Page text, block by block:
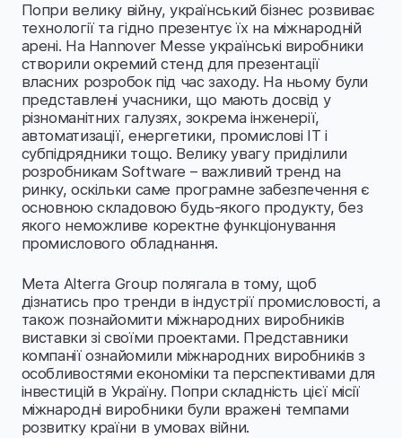
Попри велику війну, український бізнес розвиває
технології та гідно презентує їх на міжнародній
арені. На Hannover Messe українські виробники
створили окремий стенд для презентації
власних розробок під час заходу. На ньому були
представлені учасники, що мають досвід у
різноманітних галузях, зокрема інженерії,
автоматизації, енергетики, промислові IT і
субпідрядники тощо. Велику увагу приділили
розробникам Software – важливий тренд на
ринку, оскільки саме програмне забезпечення є
основною складовою будь-якого продукту, без
якого неможливе коректне функціонування
промислового обладнання.
Мета Alterra Group полягала в тому, щоб
дізнатись про тренди в індустрії промисловості, а
також познайомити міжнародних виробників
виставки зі своїми проектами. Представники
компанії ознайомили міжнародних виробників з
особливостями економіки та перспективами для
інвестицій в Україну. Попри складність цієї місії
міжнародні виробники були вражені темпами
розвитку країни в умовах війни.